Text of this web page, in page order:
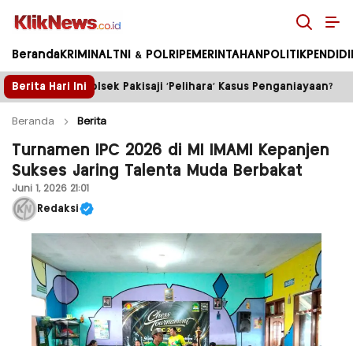
Kliknews.co.id
Beranda KRIMINAL TNI & POLRI PEMERINTAHAN POLITIK
Berita Hari Ini
‘Pelihara’ Kasus Penganiayaan? Truk Tambang
Beranda Berita
Turnamen IPC 2026 di MI IMAMI Kepanjen
Sukses Jaring Talenta Muda Berbakat
Juni 1, 2026 21:01
Redaksi